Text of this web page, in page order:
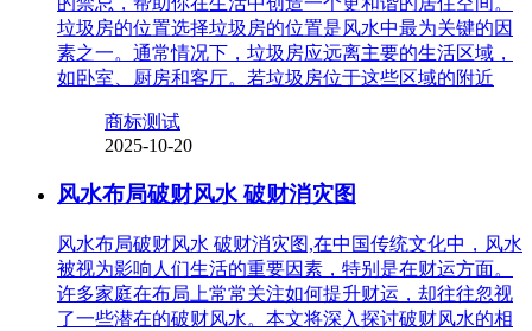
垃圾房的位置选择垃圾房的位置是风水中最为关键的因
素之一。通常情况下，垃圾房应远离主要的生活区域，
如卧室、厨房和客厅。若垃圾房位于这些区域的附近
商标测试
2025-10-20
风水布局破财风水 破财消灾图
风水布局破财风水 破财消灾图,在中国传统文化中，风水
被视为影响人们生活的重要因素，特别是在财运方面。
许多家庭在布局上常常关注如何提升财运，却往往忽视
了一些潜在的破财风水。本文将深入探讨破财风水的相